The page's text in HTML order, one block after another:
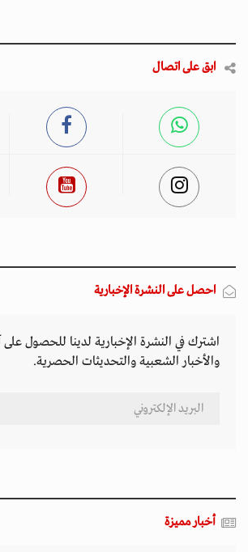
ابق على اتصال
احصل على النشرة الإخبارية
اشترك في النشرة الإخبارية لدينا للحصول على
والأخبار الشعبية والتحديثات الحصرية.
أخبار مميزة